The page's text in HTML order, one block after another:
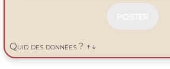
P
A
Quid des données ? ↑↓